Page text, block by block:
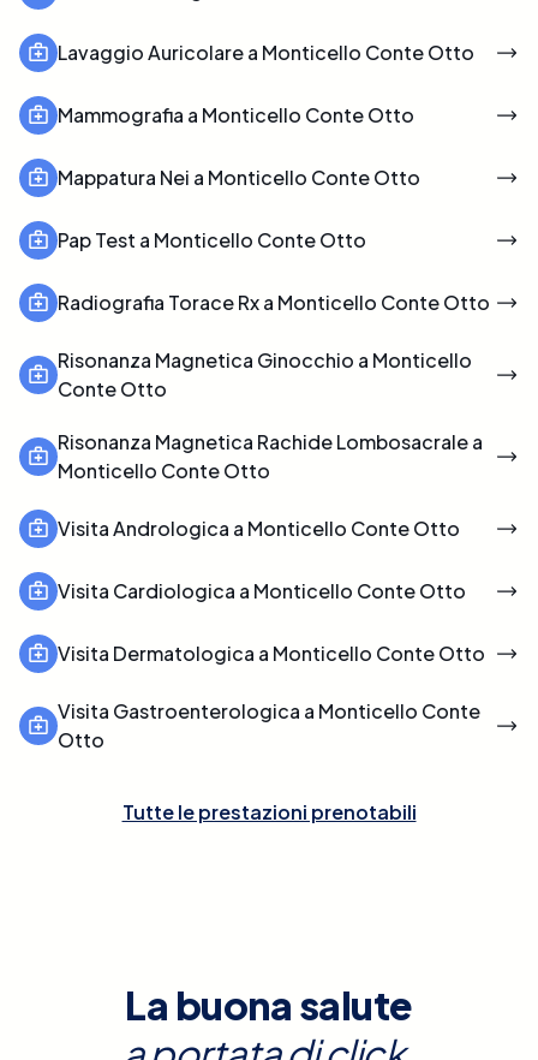
Lavaggio Auricolare a Monticello Conte Otto
Mammografia a Monticello Conte Otto
Mappatura Nei a Monticello Conte Otto
Pap Test a Monticello Conte Otto
Radiografia Torace Rx a Monticello Conte Otto
Risonanza Magnetica Ginocchio a Monticello
Conte Otto
Risonanza Magnetica Rachide Lombosacrale a
Monticello Conte Otto
Visita Andrologica a Monticello Conte Otto
Visita Cardiologica a Monticello Conte Otto
Visita Dermatologica a Monticello Conte Otto
Visita Gastroenterologica a Monticello Conte
Otto
Tutte le prestazioni prenotabili
La buona salute